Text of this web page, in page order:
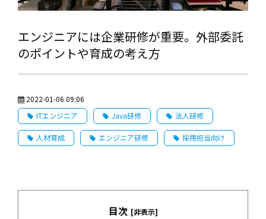
エンジニアには企業研修が重要。外部委託
のポイントや育成の考え方
2022-01-06 09:06
ITエンジニア
Java研修 法人研修
人材育成 エンジニア研修 採用担当向け
目次 [非表示]